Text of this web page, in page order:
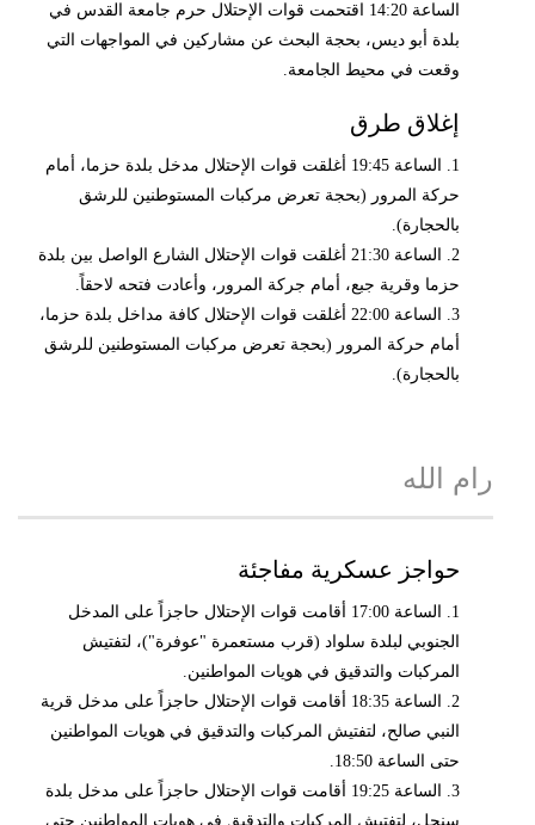
الساعة 14:20 اقتحمت قوات الإحتلال حرم جامعة القدس في
بلدة أبو ديس، بحجة البحث عن مشاركين في المواجهات التي
وقعت في محيط الجامعة.
إغلاق طرق
1. الساعة 19:45 أغلقت قوات الإحتلال مدخل بلدة حزما، أمام
حركة المرور (بحجة تعرض مركبات المستوطنين للرشق
بالحجارة).
2. الساعة 21:30 أغلقت قوات الإحتلال الشارع الواصل بين بلدة
حزما وقرية جبع، أمام جركة المرور، وأعادت فتحه لاحقاً.
3. الساعة 22:00 أغلقت قوات الإحتلال كافة مداخل بلدة حزما،
أمام حركة المرور (بحجة تعرض مركبات المستوطنين للرشق
بالحجارة).
رام الله
حواجز عسكرية مفاجئة
1. الساعة 17:00 أقامت قوات الإحتلال حاجزاً على المدخل
الجنوبي لبلدة سلواد (قرب مستعمرة "عوفرة")، لتفتيش
المركبات والتدقيق في هويات المواطنين.
2. الساعة 18:35 أقامت قوات الإحتلال حاجزاً على مدخل قرية
النبي صالح، لتفتيش المركبات والتدقيق في هويات المواطنين
حتى الساعة 18:50.
3. الساعة 19:25 أقامت قوات الإحتلال حاجزاً على مدخل بلدة
سنجل، لتفتيش المركبات والتدقيق في هويات المواطنين حتى